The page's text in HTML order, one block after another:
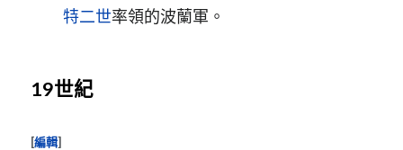
特二世率領的波蘭軍。
19世紀
[編輯]